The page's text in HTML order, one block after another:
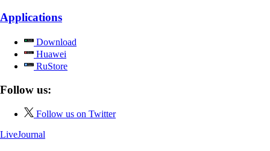
Applications
Download
Huawei
RuStore
Follow us:
Follow us on Twitter
LiveJournal